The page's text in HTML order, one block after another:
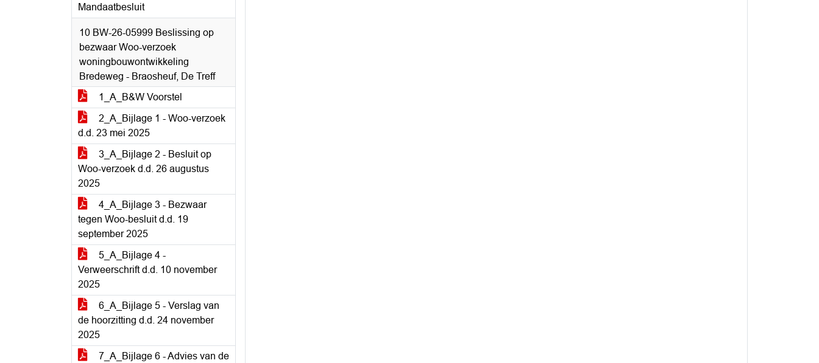
Mandaatbesluit
10 BW-26-05999 Beslissing op
bezwaar Woo-verzoek
woningbouwontwikkeling
Bredeweg - Braosheuf, De Treff
1_A_B&W Voorstel
2_A_Bijlage 1 - Woo-verzoek
d.d. 23 mei 2025
3_A_Bijlage 2 - Besluit op
Woo-verzoek d.d. 26 augustus
2025
4_A_Bijlage 3 - Bezwaar
tegen Woo-besluit d.d. 19
september 2025
5_A_Bijlage 4 -
Verweerschrift d.d. 10 november
2025
6_A_Bijlage 5 - Verslag van
de hoorzitting d.d. 24 november
2025
7_A_Bijlage 6 - Advies van de